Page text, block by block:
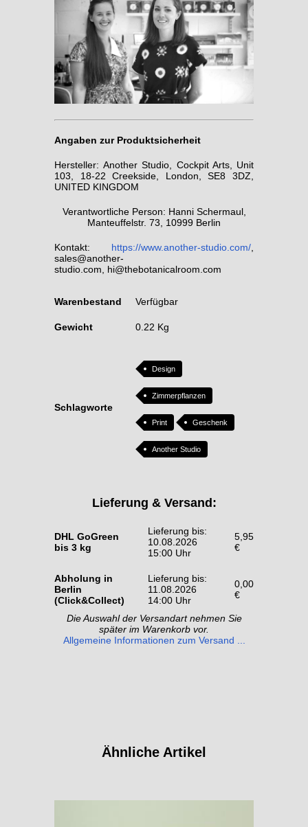
Angaben zur Produktsicherheit
Hersteller: Another Studio, Cockpit Arts, Unit
103, 18-22 Creekside, London, SE8 3DZ,
UNITED KINGDOM
Verantwortliche Person: Hanni Schermaul,
Manteuffelstr. 73, 10999 Berlin
Kontakt: https://www.another-studio.com/,
sales@another-
studio.com, hi@thebotanicalroom.com
Warenbestand Verfügbar
Gewicht 0.22 Kg
Schlagworte
Design
Zimmerpflanzen
Print Geschenk
Another Studio
Lieferung & Versand:
DHL GoGreen
bis 3 kg
Lieferung bis:
10.08.2026
15:00 Uhr
5,95
€
Abholung in
Berlin
(Click&Collect)
Lieferung bis:
11.08.2026
14:00 Uhr
0,00
€
Die Auswahl der Versandart nehmen Sie
später im Warenkorb vor.
Allgemeine Informationen zum Versand ...
Ähnliche Artikel